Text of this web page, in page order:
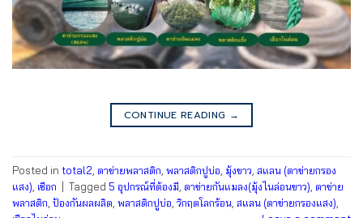
CONTINUE READING →
Posted in total2 ตาข่ายพลาสติก พลาสติกปูบ่อ มุ้งขาว สแลน (ตาข่ายกรอง
แสง) เชือก Tagged 5 อุปกรณ์ที่ต้องมี ตาข่ายกันแมลง(มุ้งไนล่อนขาว) ตาข่าย
พลาสติก ป้องกันผลผลิต พลาสติกปูบ่อ วิกฤตโลกร้อน สแลน (ตาข่ายกรองแสง)